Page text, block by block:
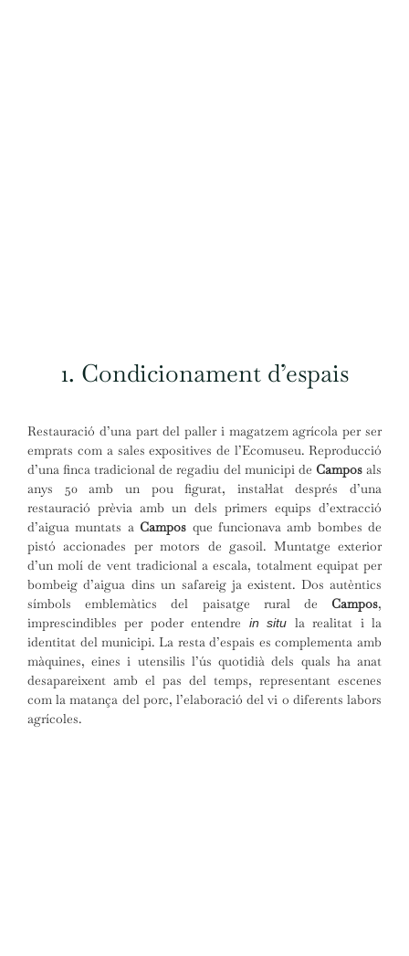
1. Condicionament d’espais
Restauració d’una part del paller i magatzem agrícola per ser
emprats com a sales expositives de l’Ecomuseu. Reproducció
d’una finca tradicional de regadiu del municipi de Camposals
anys 50 amb un pou figurat, instal·lat després d’una
restauració prèvia amb un dels primers equips d’extracció
d’aigua muntats a Campos que funcionava amb bombes de
pistó accionades per motors de gasoil. Muntatge exterior
d’un molí de vent tradicional a escala, totalment equipat per
bombeig d’aigua dins un safareig ja existent. Dos autèntics
símbols emblemàtics del paisatge rural de Campos,
imprescindibles per poder entendre in situ la realitat i la
identitat del municipi. La resta d’espais es complementa amb
màquines, eines i utensilis l’ús quotidià dels quals ha anat
desapareixent amb el pas del temps, representant escenes
com la matança del porc, l’elaboració del vi o diferents labors
agrícoles.